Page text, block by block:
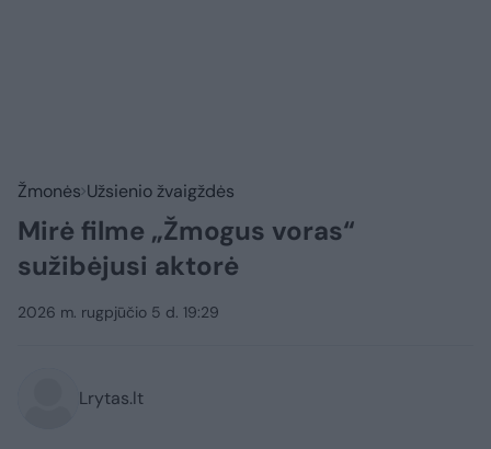
Žmonės Užsienio žvaigždės
Mirė filme „Žmogus voras“
sužibėjusi aktorė
2026 m. rugpjūčio 5 d. 19:29
Lrytas.lt